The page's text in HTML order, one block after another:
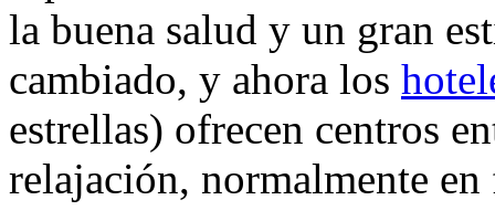
la buena salud y un gran
cambiado, y ahora los
estrellas) ofrecen centros
relajación, normalmente en